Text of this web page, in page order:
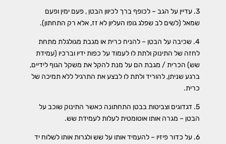
3. עדיין על הגב – לכופף ברך לכיוון הבטן , פעם ימין ופעם
שמאל (לשים לב שפלג גופו העליון לא זז, אלא רק התחתון).
4. שכיבה על הבטן – להניח כרית או מגבת מגולגלת מתחת
לחזה של התינוק ולתת לו לעמוד על כפות ידיו וברכיו (עמידת
שש) הכרית / מגבת הם על מנת להקל את משקל הגוף לידיים,
ברגע שניתן, להוריד ולתת לו לבצע את התרגיל ללא תמיכה של
כרית.
5. דגדוגים וצביטות בבטן התחתונה כאשר התינוק שוכב על
הבטן – מגרה אותו אוטומטית לעלות לעמידת שש.
6. על כדור פיזיו – להעמיד אותו על שש ולגרות אותו לשלוח יד